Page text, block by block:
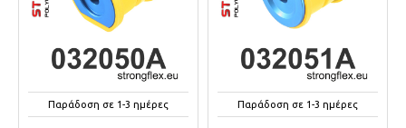
Παράδοση σε 1-3 ημέρες Παράδοση σε 1-3 ημέρες